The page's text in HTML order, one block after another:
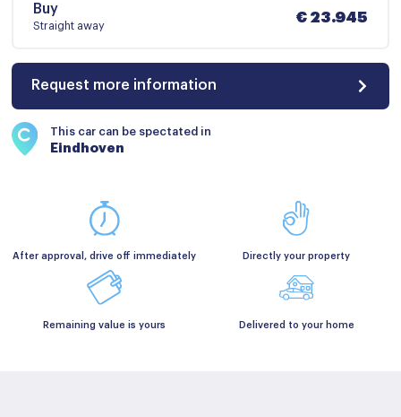
Buy
Straight away
€ 23.945
Request more information
This car can be spectated in
Eindhoven
After approval, drive off immediately Directly your property
Remaining value is yours Delivered to your home